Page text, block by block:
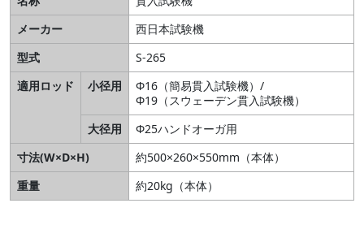
メーカー
西日本試験機
型式
S-265
適用ロッド
小径用
Φ16（簡易貫入試験機）/
Φ19（スウェーデン貫入試験機）
大径用
Φ25ハンドオーガ用
寸法(W×D×H)
約500×260×550mm（本体）
重量
約20kg（本体）